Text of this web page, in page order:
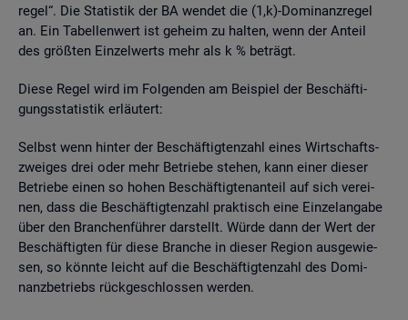
re­gel“. Die Sta­tis­tik der BA wen­det die (1,k)-Do­mi­nanz­re­gel
an. Ein Ta­bel­len­wert ist ge­heim zu hal­ten, wenn der An­teil
des grö­ß­ten Ein­zel­werts mehr als k % be­trägt.
Diese Regel wird im Fol­gen­den am Bei­spiel der Be­schäf­ti­
gungs­sta­tis­tik er­läu­tert:
Selbst wenn hin­ter der Be­schäf­tig­ten­zahl eines Wirt­schafts­
zwei­ges drei oder mehr Be­trie­be ste­hen, kann einer die­ser
Be­trie­be einen so hohen Be­schäf­tig­ten­an­teil auf sich ver­ei­
nen, dass die Be­schäf­tig­ten­zahl prak­tisch eine Ein­zel­an­ga­be
über den Bran­chen­füh­rer dar­stellt. Würde dann der Wert der
Be­schäf­tig­ten für diese Bran­che in die­ser Re­gi­on aus­ge­wie­
sen, so könn­te leicht auf die Be­schäf­tig­ten­zahl des Do­mi­
nanz­be­triebs rück­ge­schlos­sen wer­den.